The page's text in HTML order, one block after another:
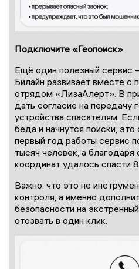
Подключите «Геопоиск»
Ещё один полезный сервис
Билайн развивает вместе с
отрядом «ЛизаАлерт». В
дать согласие на передачу
устройства спасателям.
беда и начнутся поиски,
первый год работы сервис
тысяч человек, а
координат удалось спасти
Важно, что это не
контроля, а именно
безопасности на
отозвать в один клик.